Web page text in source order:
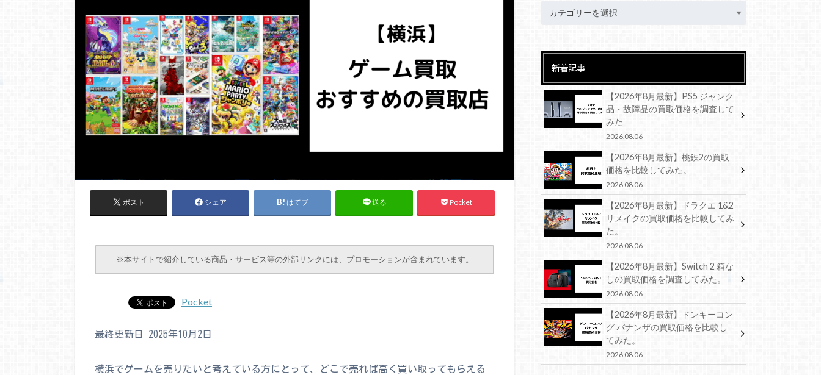
ポスト シェア はてブ 送る Pocket
※本サイトで紹介している商品・サービス等の外部リンクには、プロモーションが含まれています。
Pocket
最終更新日 2025年10月2日
横浜でゲームを売りたいと考えている方にとって、どこで売れば高く買い取ってもらえる
新着記事
【2026年8月最新】PS5 ジャンク
品・故障品の買取価格を調査して
みた
2026.08.06
【2026年8月最新】桃鉄2の買取
価格を比較してみた。
2026.08.06
【2026年8月最新】ドラクエ 1&2
リメイクの買取価格を比較してみ
た。
2026.08.06
【2026年8月最新】Switch 2 箱な
しの買取価格を調査してみた。
2026.08.06
【2026年8月最新】ドンキーコン
グ バナンザの買取価格を比較し
てみた。
2026.08.06